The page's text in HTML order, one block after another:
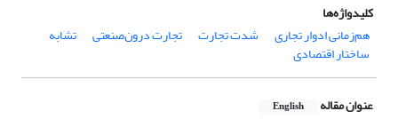
کلیدواژه‌ها
هم‌زمانی ادوار تجاری
شدت تجارت تجارت درون‌صنعتی تشابه
ساختار اقتصادی
عنوان مقاله English